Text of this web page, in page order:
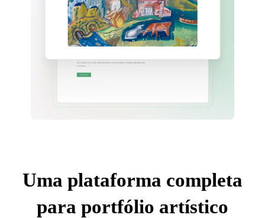
Uma plataforma completa
para portfólio artístico